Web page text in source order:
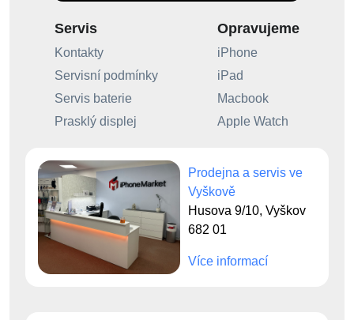
Servis
Kontakty
Servisní podmínky
Servis baterie
Prasklý displej
Opravujeme
iPhone
iPad
Macbook
Apple Watch
Prodejna a servis ve
Vyškově
Husova 9/10, Vyškov
682 01
Více informací